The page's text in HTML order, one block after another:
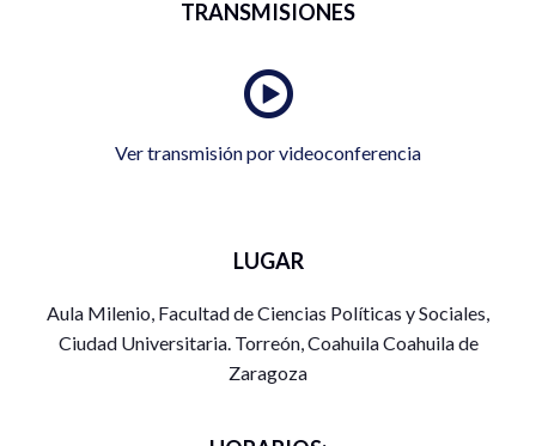
TRANSMISIONES
Ver transmisión por videoconferencia
LUGAR
Aula Milenio, Facultad de Ciencias Políticas y Sociales,
Ciudad Universitaria. Torreón, Coahuila Coahuila de
Zaragoza